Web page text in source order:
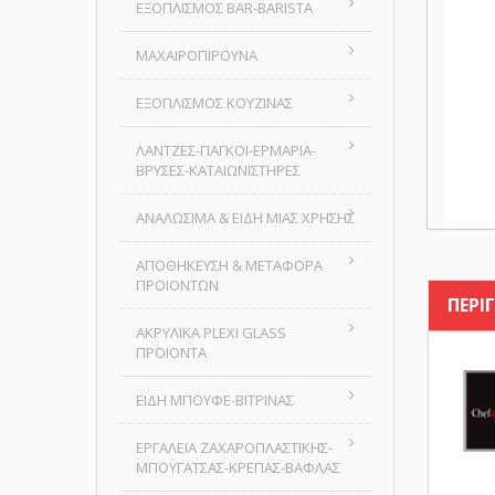
ΕΞΟΠΛΙΣΜΟΣ BAR-BARISTA
ΜΑΧΑΙΡΟΠΙΡΟΥΝΑ
ΕΞΟΠΛΙΣΜΟΣ ΚΟΥΖΙΝΑΣ
ΛΑΝΤΖΕΣ-ΠΑΓΚΟΙ-ΕΡΜΑΡΙΑ-
ΒΡΥΣΕΣ-ΚΑΤΑΙΩΝΙΣΤΗΡΕΣ
ΑΝΑΛΩΣΙΜΑ & ΕΙΔΗ ΜΙΑΣ ΧΡΗΣΗΣ
ΑΠΟΘΗΚΕΥΣΗ & ΜΕΤΑΦΟΡΑ
ΠΡΟΙΟΝΤΩΝ
ΑΚΡΥΛΙΚΑ PLEXI GLASS
ΠΡΟΙΟΝΤΑ
ΕΙΔΗ ΜΠΟΥΦΕ-ΒΙΤΡΙΝΑΣ
ΕΡΓΑΛΕΙΑ ΖΑΧΑΡΟΠΛΑΣΤΙΚΗΣ-
ΜΠΟΥΓΑΤΣΑΣ-ΚΡΕΠΑΣ-ΒΑΦΛΑΣ